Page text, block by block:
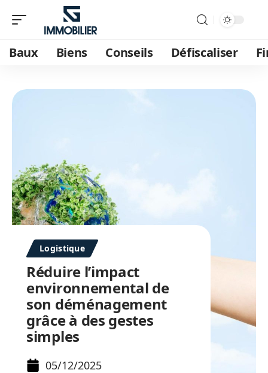
Baux Biens Conseils Défiscaliser
Logistique
Réduire l’impact
environnemental de
son déménagement
grâce à des gestes
simples
05/12/2025